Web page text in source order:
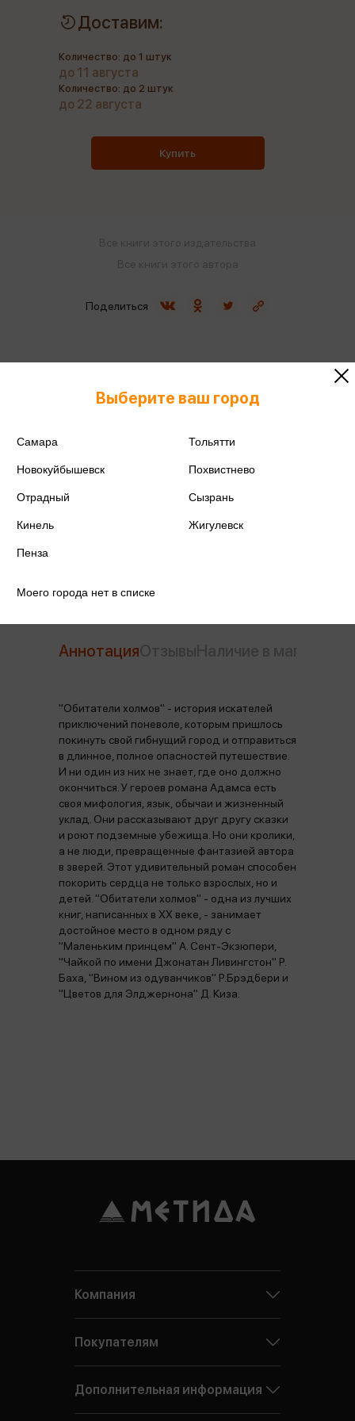
978-5-389-12748-7
Год издания
Доставим:
Количество: до 1 штук
до 11 августа
Количество: до 2 штук
до 22 августа
Купить
Поделиться
Аннотация
"Обитатели холмов" - история искателей
приключений поневоле, которым пришлось
покинуть свой гибнущий город и отправиться
в длинное, полное опасностей путешествие.
И ни один из них не знает, где оно должно
окончиться. У героев романа Адамса есть
своя мифология, язык, обычаи и жизненный
уклад. Они рассказывают друг другу сказки
и роют подземные убежища. Но они кролики,
а не люди, превращенные фантазией автора
в зверей. Этот удивительный роман способен
покорить сердца не только взрослых, но и
детей. "Обитатели холмов" - одна из лучших
книг, написанных в XX веке, - занимает
достойное место в одном ряду с
"Маленьким принцем" А. Сент-Экзюпери,
"Чайкой по имени Джонатан Ливингстон" Р.
Баха, "Вином из одуванчиков" Р.Брэдбери и
"Цветов для Элджернона" Д. Киза.
Выберите ваш город
Самара Тольятти
Новокуйбышевск Похвистнево
Отрадный Сызрань
Кинель Жигулевск
Пенза
Моего города нет в списке
Компания
Покупателям
Дополнительная информация